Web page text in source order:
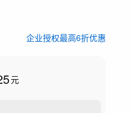
企业授权最高6折优惠
元